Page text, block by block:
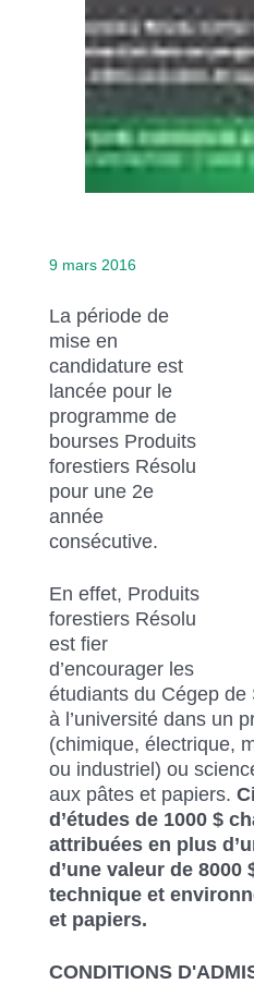
9 mars 2016
La période de
mise en
candidature est
lancée pour le
programme de
bourses Produits
forestiers Résolu
pour une 2e
année
consécutive.
En effet, Produits
forestiers Résolu
est fier
d’encourager les
étudiants du Cégep
à l’université dans un
(chimique, électrique,
ou industriel) ou
aux pâtes et papiers.
d’études de 1000 $
attribuées en plus
d’une valeur de 8000
technique et
et papiers.
CONDITIONS